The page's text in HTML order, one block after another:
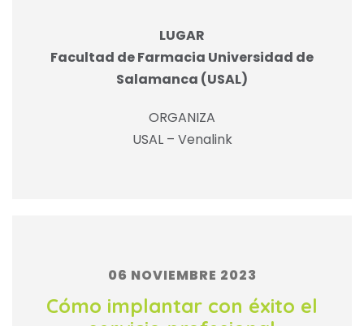
LUGAR
Facultad de Farmacia Universidad de
Salamanca (USAL)
ORGANIZA
USAL – Venalink
06 NOVIEMBRE 2023
Cómo implantar con éxito el